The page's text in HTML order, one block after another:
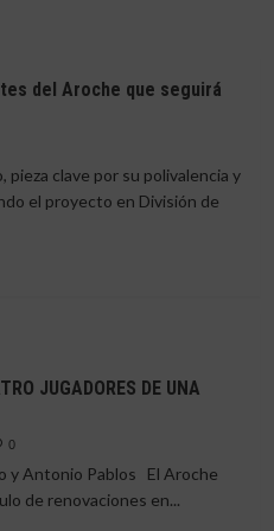
del Aroche que seguirá
clave por su polivalencia y
el proyecto en División de
JUGADORES DE UNA
0
y Antonio Pablos El Aroche
de renovaciones en...